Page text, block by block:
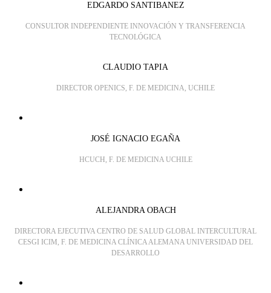
EDGARDO SANTIBANEZ
CONSULTOR INDEPENDIENTE INNOVACIÓN Y TRANSFERENCIA
TECNOLÓGICA
CLAUDIO TAPIA
DIRECTOR OPENICS, F. DE MEDICINA, UCHILE
JOSÉ IGNACIO EGAÑA
HCUCH, F. DE MEDICINA UCHILE
ALEJANDRA OBACH
DIRECTORA EJECUTIVA CENTRO DE SALUD GLOBAL INTERCULTURAL
CESGI ICIM, F. DE MEDICINA CLÍNICA ALEMANA UNIVERSIDAD DEL
DESARROLLO